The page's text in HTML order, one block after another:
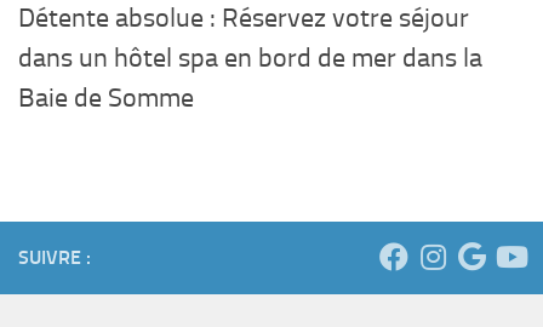
Détente absolue : Réservez votre séjour
dans un hôtel spa en bord de mer dans la
Baie de Somme
SUIVRE :